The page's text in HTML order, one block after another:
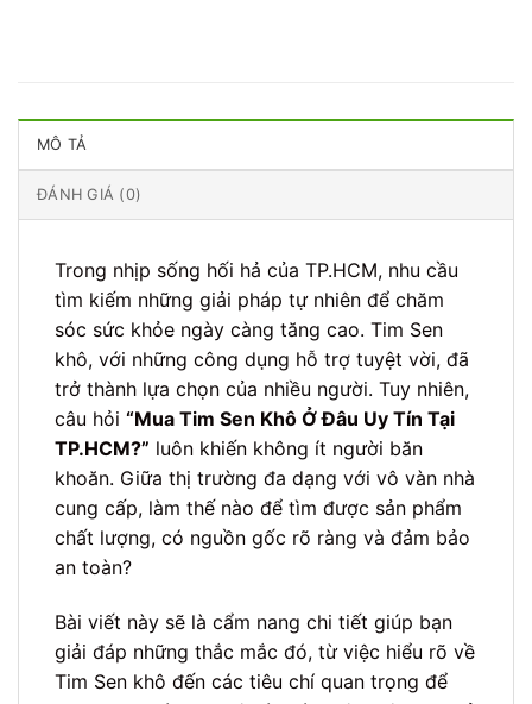
MÔ TẢ
ĐÁNH GIÁ (0)
Trong nhịp sống hối hả của TP.HCM, nhu cầu
tìm kiếm những giải pháp tự nhiên để chăm
sóc sức khỏe ngày càng tăng cao. Tim Sen
khô, với những công dụng hỗ trợ tuyệt vời, đã
trở thành lựa chọn của nhiều người. Tuy nhiên,
câu hỏi “Mua Tim Sen Khô Ở Đâu Uy Tín Tại
TP.HCM?” luôn khiến không ít người băn
khoăn. Giữa thị trường đa dạng với vô vàn nhà
cung cấp, làm thế nào để tìm được sản phẩm
chất lượng, có nguồn gốc rõ ràng và đảm bảo
an toàn?
Bài viết này sẽ là cẩm nang chi tiết giúp bạn
giải đáp những thắc mắc đó, từ việc hiểu rõ về
Tim Sen khô đến các tiêu chí quan trọng để